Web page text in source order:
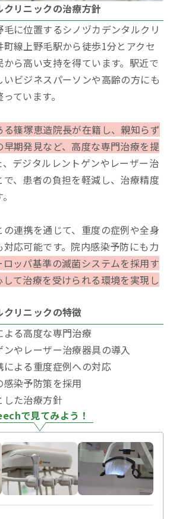
リニックの治療方針
に位置するシノヅカデンタルクリ
線上野毛駅から徒歩1分とアクセ
ら高い支持を得ています。駅近で
ビジネスパーソンや高齢の方にも
ています。
篠塚恵造院長が在籍し、親知らず
期発見など、高度な専門治療を提
、デジタルレントゲンやレーザー治
、患者の負担を軽減し、治療精度
連携を通じて、重度の症例や全身
応可能です。院内感染予防にも力
ロッパ基準の滅菌システムを採用す
て治療を受けられる環境を実現し
リニックの特徴
よる高度な専門治療
ンやレーザー治療器具の導入
による重度症例への対応
感染予防策を採用
した治療方針
で見てみよう！